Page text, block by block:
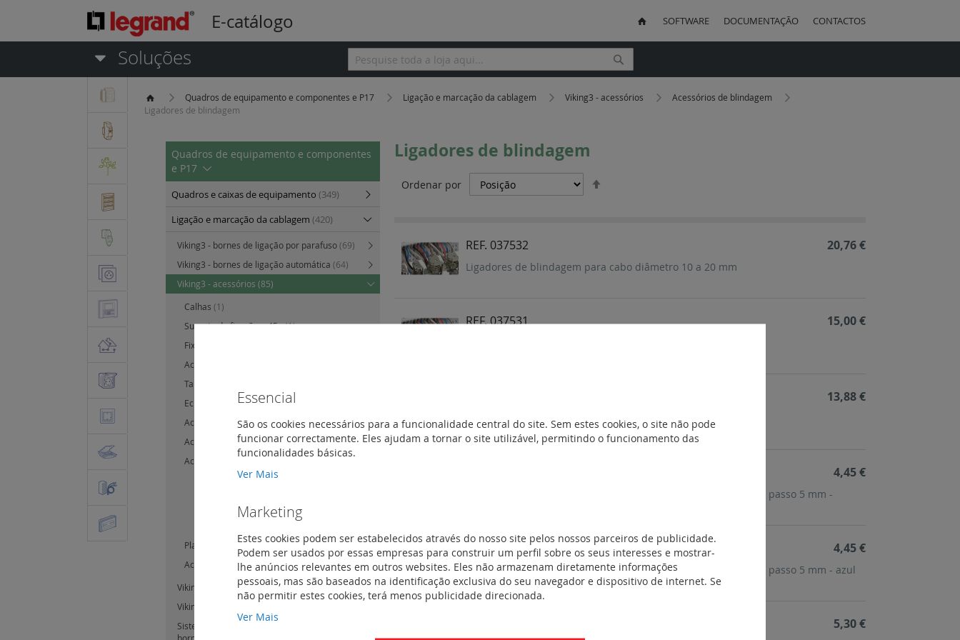
E-catálogo SOFTWARE DOCUMENTAÇÃO CONTACTOS
Soluções
Pesquisa Pesquisa
Quadros de equipamento e componentes e P17 Ligação e marcação da cablagem Viking3 - acessórios
Acessórios de blindagem
Ligadores de blindagem
Ligadores de blindagem
Ordenar por
REF. 037532
Ligadores de blindagem para cabo diâmetro 10 a 20 mm
20,76 €
REF. 037531 15,00 €
Ligadores de blindagem para cabo diâmetro 3 a 8 mm
13,88 €
Pentes para bornes de parafuso e automáticos para 10 bornes passo 5 mm -
4,45 €
REF. 037500
Pentes para bornes de parafuso e automáticos para 10 bornes passo 5 mm - azul
4,45 €
5,30 €
Quadros de equipamento e componentes
e P17
Quadros e caixas de equipamento (349)
Ligação e marcação da cablagem (420)
Viking3 - bornes de ligação por parafuso(69)
Viking3 - bornes de ligação automática (64)
Viking3 - acessórios (85)
Calhas (1)
Suporte de fixação a 45o(1)
Fixações finais
Acessórios de marcação
Tampas finais
Ecrãs de separação e isolamento
Acessórios de ligação equipotencial(24)
Acessórios para bornes seccionáveis(16)
Acessórios de blindagem
Barra de continuidade de blindagem
Placas de segurança(10)
Acessórios de medida(7)
Viking3 - bornes de potência(18)
Viking3 - marcadores para bornes de ligação
Sistema de marcação CAB3 para condutores e
Essencial
São os cookies necessários para a funcionalidade central do site. Sem estes cookies, o site não pode
funcionar correctamente. Eles ajudam a tornar o site utilizável, permitindo o funcionamento das
funcionalidades básicas.
Ver Mais
Marketing
Estes cookies podem ser estabelecidos através do nosso site pelos nossos parceiros de publicidade.
Podem ser usados por essas empresas para construir um perfil sobre os seus interesses e mostrar-
lhe anúncios relevantes em outros websites. Eles não armazenam diretamente informações
pessoais, mas são baseados na identificação exclusiva do seu navegador e dispositivo de internet. Se
não permitir estes cookies, terá menos publicidade direcionada.
Ver Mais